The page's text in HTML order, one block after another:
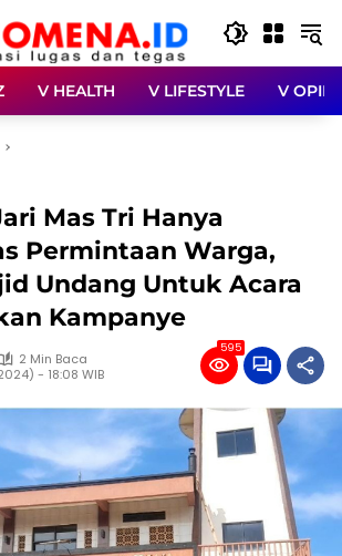
V HEALTH V LIFESTYLE V OPINI
Mas Tri Hanya
Permintaan Warga,
Undang Untuk Acara
Kampanye
2 Min Baca
- 18:08 WIB
595